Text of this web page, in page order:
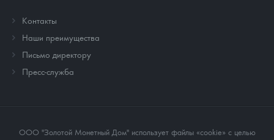
Контакты
Наши преимущества
Письмо директору
Пресс-служба
ООО "Золотой Монетный Дом" использует файлы «cookie» с целью